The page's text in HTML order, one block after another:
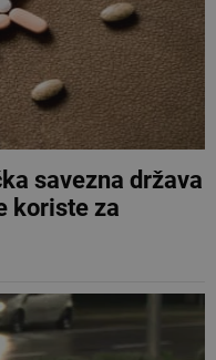
savezna država
koriste za